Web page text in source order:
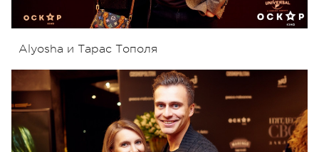
Alyosha и Тарас Тополя